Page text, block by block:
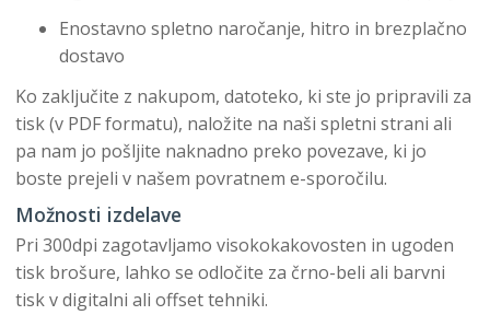
Enostavno spletno naročanje, hitro in brezplačno
dostavo
Ko zaključite z nakupom, datoteko, ki ste jo pripravili za
tisk (v PDF formatu), naložite na naši spletni strani ali
pa nam jo pošljite naknadno preko povezave, ki jo
boste prejeli v našem povratnem e-sporočilu.
Možnosti izdelave
Pri 300dpi zagotavljamo visokokakovosten in ugoden
tisk brošure, lahko se odločite za črno-beli ali barvni
tisk v digitalni ali offset tehniki.